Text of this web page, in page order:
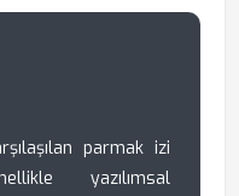
parmak izi
yazılımsal